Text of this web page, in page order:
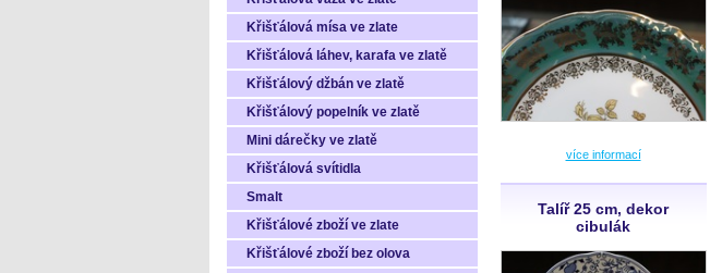
Křišťálová mísa ve zlate
Křišťálová láhev, karafa ve zlatě
Křišťálový džbán ve zlatě
Křišťálový popelník ve zlatě
Mini dárečky ve zlatě
Křišťálová svítidla
Smalt
Křišťálové zboží ve zlate
Křišťálové zboží bez olova
více informací
Talíř 25 cm, dekor
cibulák